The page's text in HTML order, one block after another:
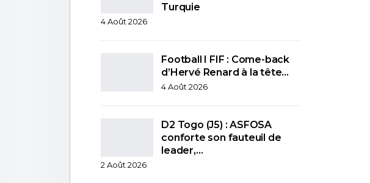
Turquie
4 Août 2026
Football I FIF : Come-back
d’Hervé Renard à la tête…
4 Août 2026
D2 Togo (J5) : ASFOSA
conforte son fauteuil de
leader,…
2 Août 2026